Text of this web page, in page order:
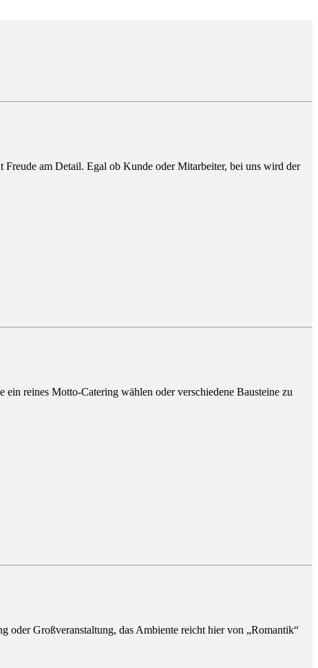
am Detail. Egal ob Kunde oder Mitarbeiter, bei uns wird der
reines Motto-Catering wählen oder verschiedene Bausteine zu
oder Großveranstaltung, das Ambiente reicht hier von „Romantik“